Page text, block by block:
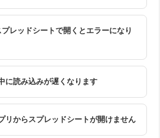
レッドシートで開くとエラーになり
に読み込みが遅くなります
リからスプレッドシートが開けません